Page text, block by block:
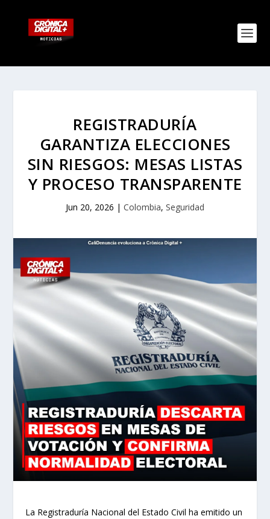
REGISTRADURÍA
GARANTIZA ELECCIONES
SIN RIESGOS: MESAS LISTAS
Y PROCESO TRANSPARENTE
Jun 20, 2026 | Colombia, Seguridad
La Registraduría Nacional del Estado Civil ha emitido un